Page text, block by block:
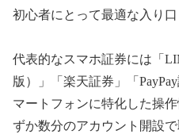
初心者にとって最適な入り口
代表的なスマホ証券には「
版）」「楽天証券」「
マートフォンに特化した操
ずか数分のアカウント開設で